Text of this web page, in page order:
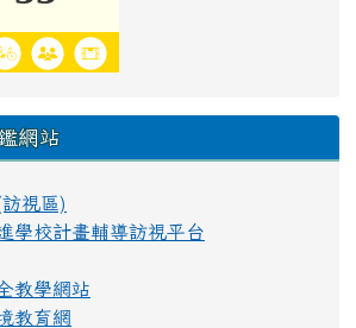
網站
視區)
學校計畫輔導訪視平台
教學網站
教育網